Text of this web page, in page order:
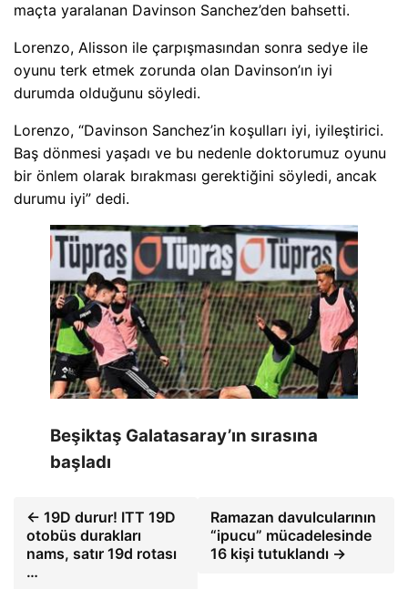
maçta yaralanan Davinson Sanchez’den bahsetti.
Lorenzo, Alisson ile çarpışmasından sonra sedye ile
oyunu terk etmek zorunda olan Davinson’ın iyi
durumda olduğunu söyledi.
Lorenzo, “Davinson Sanchez’in koşulları iyi, iyileştirici.
Baş dönmesi yaşadı ve bu nedenle doktorumuz oyunu
bir önlem olarak bırakması gerektiğini söyledi, ancak
durumu iyi” dedi.
Beşiktaş Galatasaray’ın sırasına
başladı
← 19D durur! ITT 19D
otobüs durakları
nams, satır 19d rotası
…
Ramazan davulcularının
“ipucu” mücadelesinde
16 kişi tutuklandı →